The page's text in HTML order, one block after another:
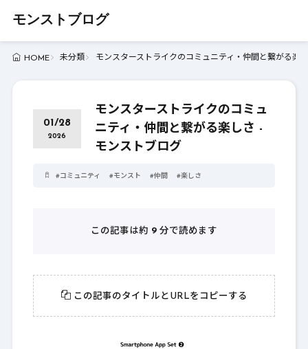
モンストブログ
HOME 未分類 モンスターストライクのコミュニティ・仲間と繋がる楽
01/28
2026
モンスターストライクのコミュ
ニティ・仲間と繋がる楽しさ -
モンストブログ
#コミュニティ #モンスト #仲間 #楽しさ
この記事は約 9 分で読めます
この記事のタイトルとURLをコピーする